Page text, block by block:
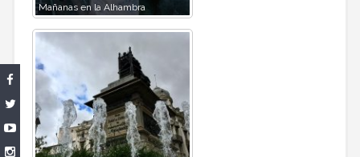
Mañanas en la Alhambra